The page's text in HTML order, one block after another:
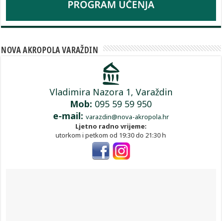
NOVA AKROPOLA VARAŽDIN
Vladimira Nazora 1, Varaždin
Mob: 095 59 59 950
e-mail: varazdin@nova-akropola.hr
Ljetno radno vrijeme:
utorkom i petkom od 19:30 do 21:30 h